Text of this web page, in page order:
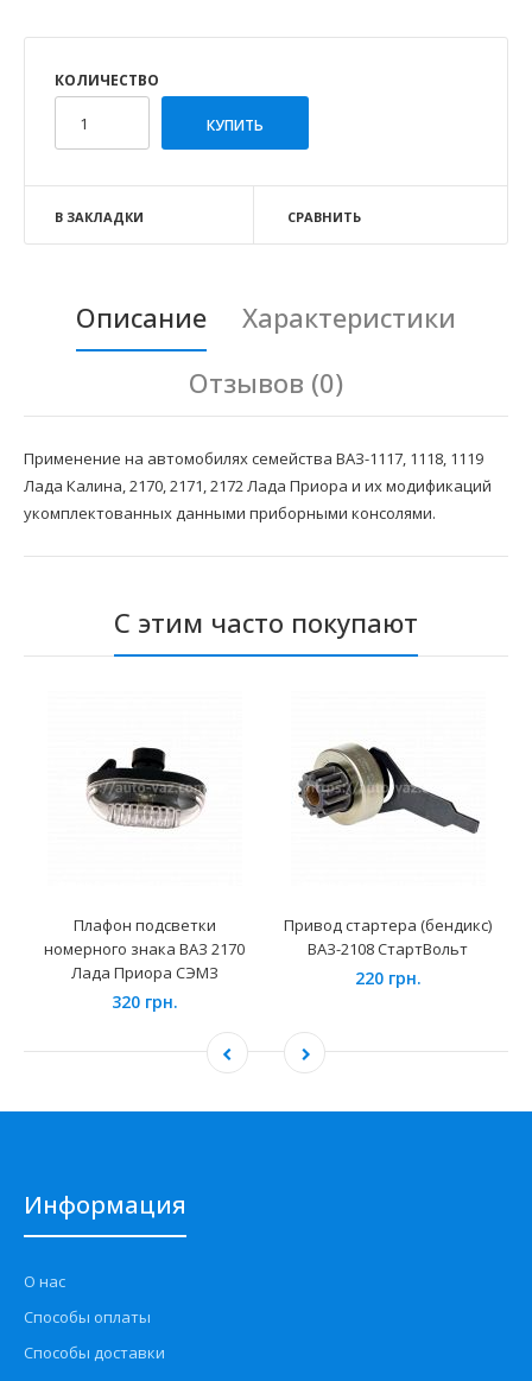
КОЛИЧЕСТВО
В ЗАКЛАДКИ СРАВНИТЬ
Описание
Характеристики
Отзывов (0)
Применение на автомобилях семейства ВАЗ-1117, 1118, 1119
Лада Калина, 2170, 2171, 2172 Лада Приора и их модификаций
укомплектованных данными приборными консолями.
С этим часто покупают
Плафон подсветки
номерного знака ВАЗ 2170
Лада Приора СЭМЗ
320 грн.
Привод стартера (бендикс)
ВАЗ-2108 СтартВольт
220 грн.
Информация
О нас
Способы оплаты
Способы доставки